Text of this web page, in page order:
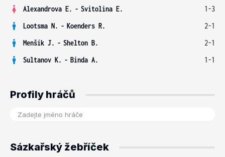
Alexandrova E. - Svitolina E.
1-3
Lootsma N. - Koenders R.
2-1
Menšík J. - Shelton B.
2-1
Sultanov K. - Binda A. 1-1
Profily hráčů
Sázkařský žebříček